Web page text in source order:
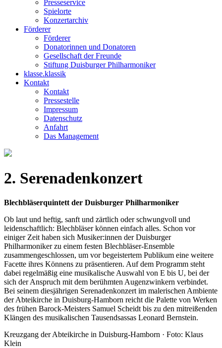
Presseservice
Spielorte
Konzertarchiv
Förderer
Förderer
Donatorinnen und Donatoren
Gesellschaft der Freunde
Stiftung Duisburger Philharmoniker
klasse.klassik
Kontakt
Kontakt
Pressestelle
Impressum
Datenschutz
Anfahrt
Das Management
2. Serenadenkonzert
Blechbläserquintett der Duisburger Philharmoniker
Ob laut und heftig, sanft und zärtlich oder schwungvoll und
leidenschaftlich: Blechbläser können einfach alles. Schon vor
einiger Zeit haben sich Musiker:innen der Duisburger
Philharmoniker zu einem festen Blechbläser-Ensemble
zusammengeschlossen, um vor begeistertem Publikum eine weitere
Facette ihres Könnens zu präsentieren. Auf dem Programm steht
dabei regelmäßig eine musikalische Auswahl von E bis U, bei der
sich der Anspruch mit dem berühmten Augenzwinkern verbindet.
Bei seinem diesjährigen Serenadenkonzert im malerischen Ambiente
der Abteikirche in Duisburg-Hamborn reicht die Palette von Werken
des frühen Barock-Meisters Samuel Scheidt bis zu den mitreißenden
Klängen des musikalischen Tausendsassas Leonard Bernstein.
Kreuzgang der Abteikirche in Duisburg-Hamborn · Foto: Klaus
Klein